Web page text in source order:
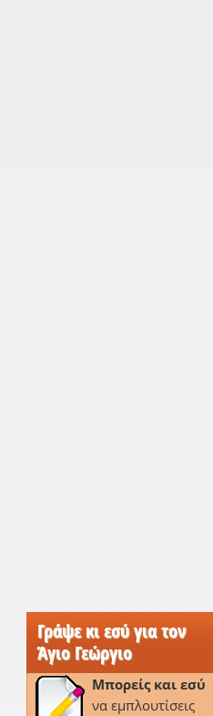
Γράψε κι εσύ για τον
Άγιο Γεώργιο
Μπορείς και εσύ
να εμπλουτίσεις